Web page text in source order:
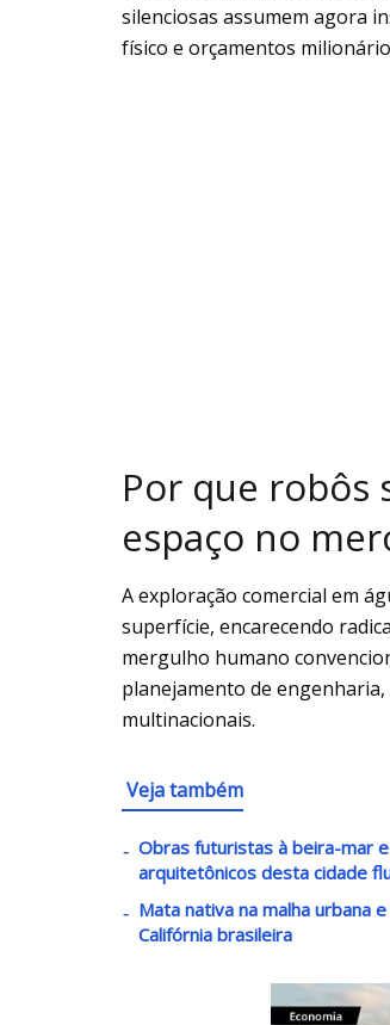
silenciosas assumem agora
físico e orçamentos
Por que robôs
espaço no
A exploração comercial em
superfície, encarecendo
mergulho humano
planejamento de
multinacionais.
Veja também
Obras futuristas à beira-mar
arquitetônicos desta cidade
Mata nativa na malha urbana
Califórnia brasileira